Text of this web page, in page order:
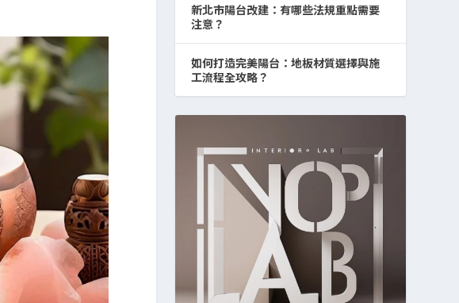
新北市陽台改建：有哪些法規重點需要
注意？
如何打造完美陽台：地板材質選擇與施
工流程全攻略？